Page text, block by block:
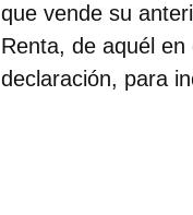
que vende su
Renta, de aquél
declaración, para